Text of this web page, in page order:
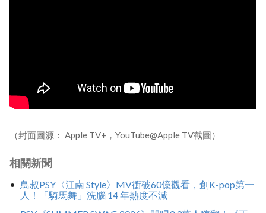
（封面圖源： Apple TV+，YouTube@Apple TV截圖）
相關新聞
鳥叔PSY〈江南 Style〉MV衝破60億觀看，創K-pop第一
人！「騎馬舞」洗腦 14 年熱度不減